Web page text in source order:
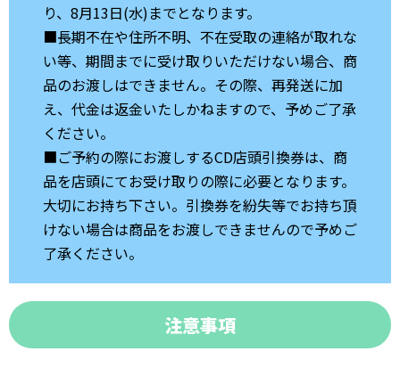
り、8月13日(水)までとなります。
■長期不在や住所不明、不在受取の連絡が取れな
い等、期間までに受け取りいただけない場合、商
品のお渡しはできません。その際、再発送に加
え、代金は返金いたしかねますので、予めご了承
ください。
■ご予約の際にお渡しするCD店頭引換券は、商
品を店頭にてお受け取りの際に必要となります。
大切にお持ち下さい。引換券を紛失等でお持ち頂
けない場合は商品をお渡しできませんので予めご
了承ください。
注意事項